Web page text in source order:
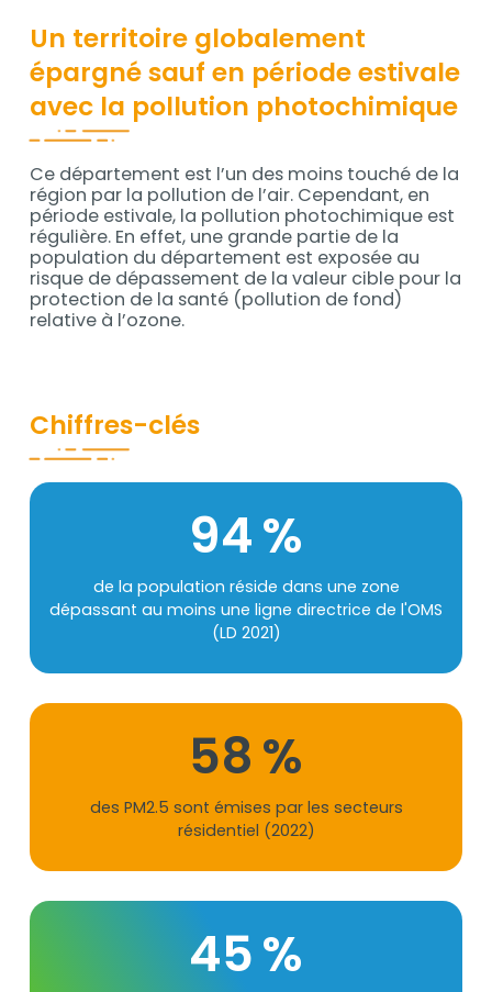
Un territoire globalement
épargné sauf en période estivale
avec la pollution photochimique
Contenu
Ce département est l’un des moins touché de la
région par la pollution de l’air. Cependant, en
période estivale, la pollution photochimique est
régulière. En effet, une grande partie de la
population du département est exposée au
risque de dépassement de la valeur cible pour la
protection de la santé (pollution de fond)
relative à l’ozone.
Chiffres-clés
Chiffres
98Suffixe
%
de la population réside dans une zone
dépassant au moins une ligne directrice de l'OMS
(LD 2021)
58Suffixe
%
Textedes PM2.5 sont émises par les secteurs
résidentiel (2022)
45Suffixe
%